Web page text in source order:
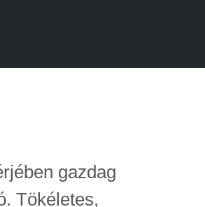
gazdag
Tökéletes,